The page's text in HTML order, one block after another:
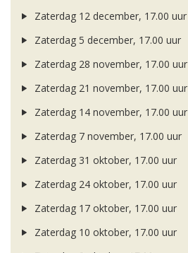
Zaterdag 12 december, 17.00 uur
Zaterdag 5 december, 17.00 uur
Zaterdag 28 november, 17.00 uur
Zaterdag 21 november, 17.00 uur
Zaterdag 14 november, 17.00 uur
Zaterdag 7 november, 17.00 uur
Zaterdag 31 oktober, 17.00 uur
Zaterdag 24 oktober, 17.00 uur
Zaterdag 17 oktober, 17.00 uur
Zaterdag 10 oktober, 17.00 uur